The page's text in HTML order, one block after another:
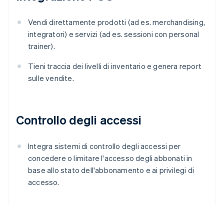
Vendi direttamente prodotti (ad es. merchandising,
integratori) e servizi (ad es. sessioni con personal
trainer).
Tieni traccia dei livelli di inventario e genera report
sulle vendite.
Controllo degli accessi
Integra sistemi di controllo degli accessi per
concedere o limitare l'accesso degli abbonati in
base allo stato dell'abbonamento e ai privilegi di
accesso.